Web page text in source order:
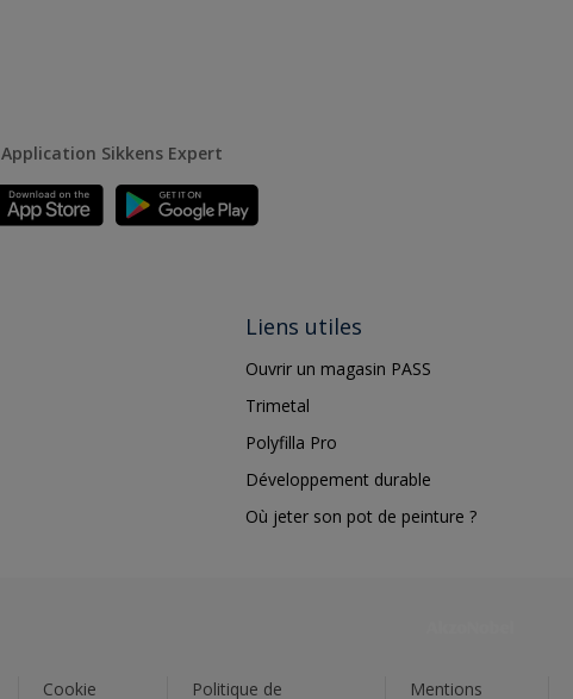
Application Sikkens Expert
Liens utiles
Ouvrir un magasin PASS
Trimetal
Polyfilla Pro
Développement durable
Où jeter son pot de peinture ?
Cookie Politique de Mentions